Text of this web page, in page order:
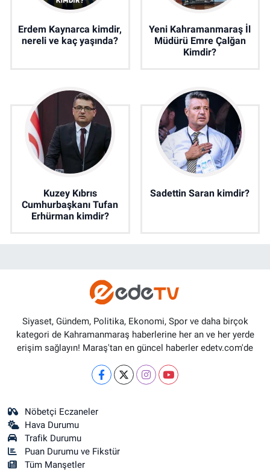
Erdem Kaynarca kimdir,
nereli ve kaç yaşında?
Yeni Kahramanmaraş İl
Müdürü Emre Çalğan
Kimdir?
Kuzey Kıbrıs
Cumhurbaşkanı Tufan
Erhürman kimdir?
Sadettin Saran kimdir?
Siyaset, Gündem, Politika, Ekonomi, Spor ve daha birçok
kategori de Kahramanmaraş haberlerine her an ve her yerde
erişim sağlayın! Maraş'tan en güncel haberler edetv.com'de
Nöbetçi Eczaneler
Hava Durumu
Trafik Durumu
Puan Durumu ve Fikstür
Tüm Manşetler